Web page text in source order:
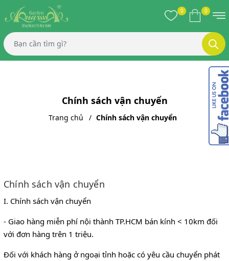
0 0
Chính sách vận chuyển
Trang chủ Chính sách vận chuyển
Chính sách vận chuyển
I. Chính sách vận chuyển
- Giao hàng miễn phí nội thành TP.HCM bán kính < 10km đối
với đơn hàng trên 1 triệu.
Đối với khách hàng ở ngoại tỉnh hoặc có yêu cầu chuyển phát